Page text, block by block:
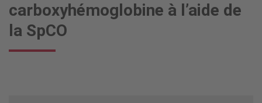
carboxyhémoglobine à l’aide de
la SpCO